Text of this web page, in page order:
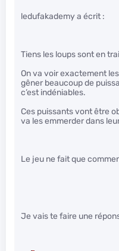
ledufakademy a écrit :
Tiens les loups sont en
On va voir exactement
gêner beaucoup de
c’est indéniables.
Ces puissants vont être
va les emmerder dans
Le jeu ne fait que
Je vais te faire une